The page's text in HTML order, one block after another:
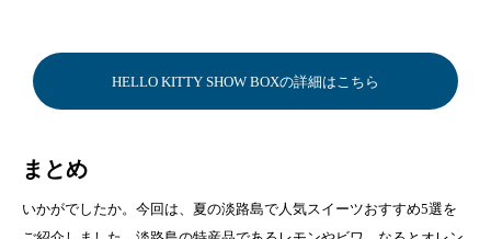
HELLO KITTY SHOW BOXの詳細はこちら
まとめ
いかがでしたか。今回は、夏の淡路島で人気スイーツおすすめ5選を